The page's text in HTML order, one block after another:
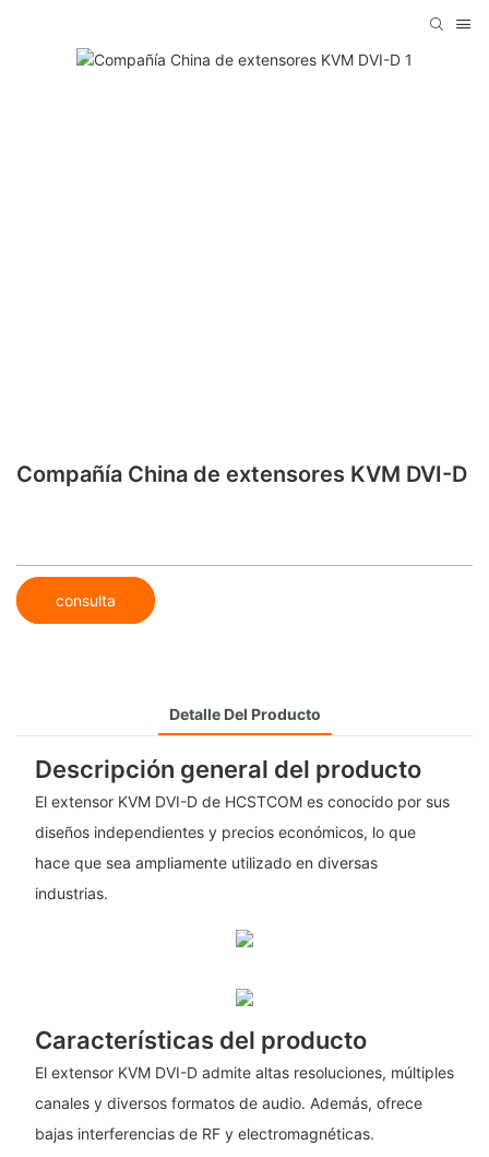
Compañía China de extensores KVM DVI-D
consulta
Detalle Del Producto
Descripción general del producto
El extensor KVM DVI-D de HCSTCOM es conocido por sus
diseños independientes y precios económicos, lo que
hace que sea ampliamente utilizado en diversas
industrias.
Características del producto
El extensor KVM DVI-D admite altas resoluciones, múltiples
canales y diversos formatos de audio. Además, ofrece
bajas interferencias de RF y electromagnéticas.